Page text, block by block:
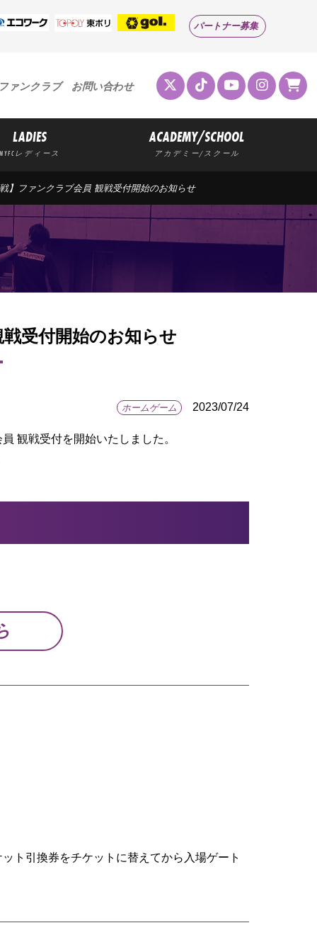
パートナー募集
ァンクラブ お問い合わせ
LADIES
MYFCレディース
ACADEMY/SCHOOL
アカデミー/スクール
】ファンクラブ会員 観戦受付開始のお知らせ
戦受付開始のお知らせ
ホームゲーム 2023/07/24
観戦受付を開始いたしました。
ト引換券をチケットに替えてから入場ゲート